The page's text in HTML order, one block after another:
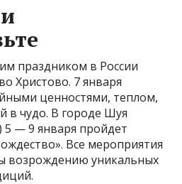
праздником в России
Христово. 7 января
ценностями, теплом,
в чудо. В городе Шуя
5 — 9 января пройдет
Все мероприятия
возрождению уникальных